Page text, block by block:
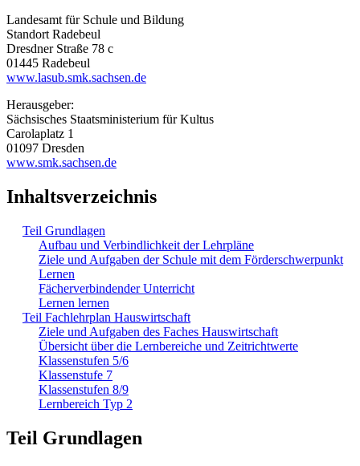
Landesamt für Schule und Bildung
Standort Radebeul
Dresdner Straße 78 c
01445 Radebeul
www.lasub.smk.sachsen.de
Herausgeber:
Sächsisches Staatsministerium für Kultus
Carolaplatz 1
01097 Dresden
www.smk.sachsen.de
Inhaltsverzeichnis
Teil Grundlagen
Aufbau und Verbindlichkeit der Lehrpläne
Ziele und Aufgaben der Schule mit dem Förderschwerpunkt
Lernen
Fächerverbindender Unterricht
Lernen lernen
Teil Fachlehrplan Hauswirtschaft
Ziele und Aufgaben des Faches Hauswirtschaft
Übersicht über die Lernbereiche und Zeitrichtwerte
Klassenstufen 5/6
Klassenstufe 7
Klassenstufen 8/9
Lernbereich Typ 2
Teil Grundlagen